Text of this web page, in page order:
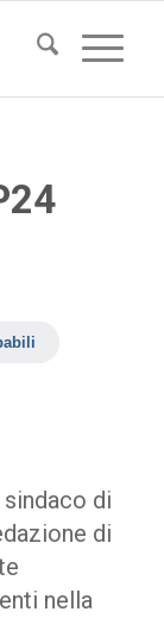
di
di
nella